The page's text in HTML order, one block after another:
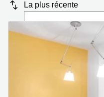
virtuel
Toulouse
Nice
Coworking
Coworking
Marseille
La plus récente